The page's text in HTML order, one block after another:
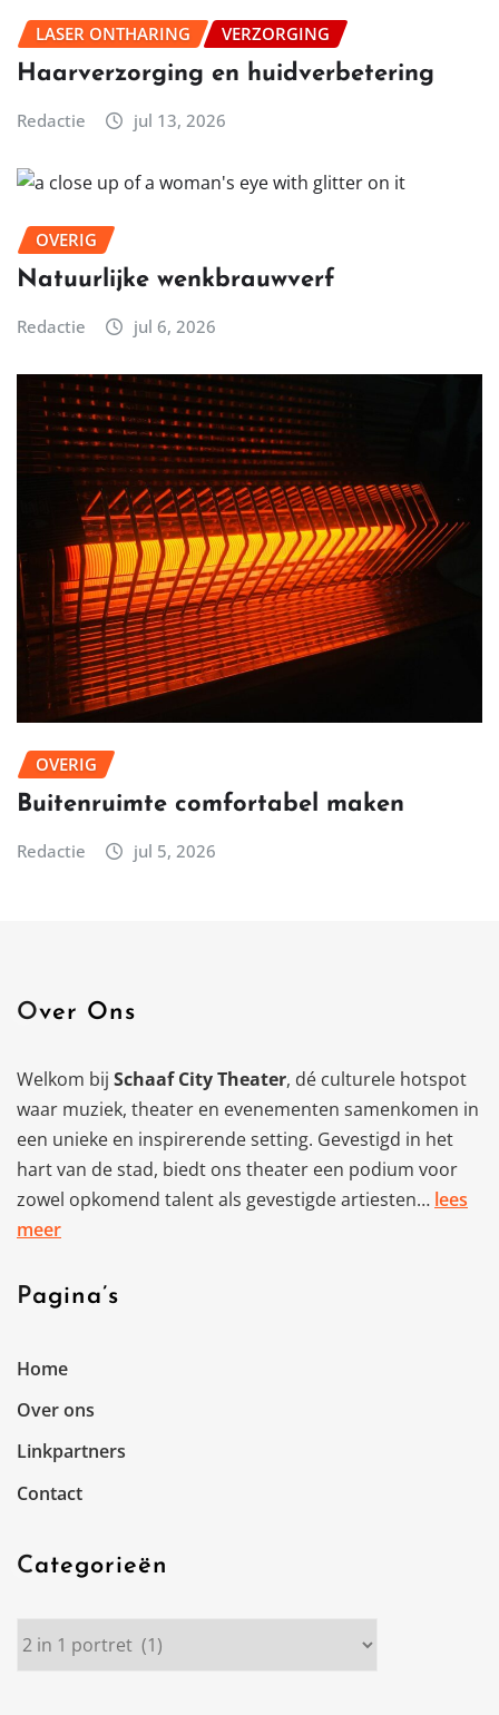
LASER ONTHARING VERZORGING
Haarverzorging en huidverbetering
Redactie jul 13, 2026
OVERIG
Natuurlijke wenkbrauwverf
Redactie jul 6, 2026
OVERIG
Buitenruimte comfortabel maken
Redactie jul 5, 2026
Over Ons
Welkom bij Schaaf City Theater, dé culturele hotspot
waar muziek, theater en evenementen samenkomen in
een unieke en inspirerende setting. Gevestigd in het
hart van de stad, biedt ons theater een podium voor
zowel opkomend talent als gevestigde artiesten… lees
meer
Pagina’s
Home
Over ons
Linkpartners
Contact
Categorieën
Categorieën